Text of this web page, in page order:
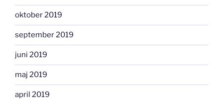
oktober 2019
september 2019
juni 2019
maj 2019
april 2019